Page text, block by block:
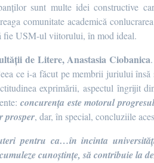
sunt multe idei constructive
comunitate academică
fie USM-ul viitorului, în mod ideal.
de Litere, Anastasia Ciobanica
ce i-a făcut pe membrii juriului
exprimării, aspectul îngrijit
concurența este motorul
prosper, dar, în special, concluziile
pentru ca…în incinta
cunoștințe, să contribuie la